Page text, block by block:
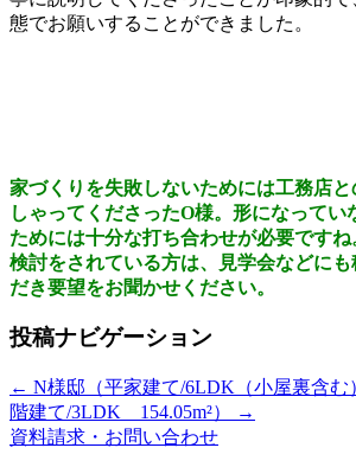
態でお願いすることができました。
家づくりを失敗しないためには工務店
しゃってくださったO様。形になってい
ためには十分な打ち合わせが必要です
検討をされている方は、見学会などに
だき要望をお聞かせください。
投稿ナビゲーション
← N様邸（平家建て/6LDK（小屋裏含む
階建て/3LDK 154.05m²）
→
資料請求・お問い合わせ